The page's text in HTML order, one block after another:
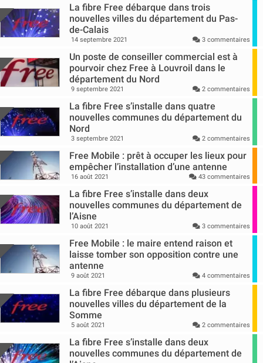
La fibre Free débarque dans trois
nouvelles villes du département du Pas-
de-Calais
14 septembre 2021 3 commentaires
Un poste de conseiller commercial est à
pourvoir chez Free à Louvroil dans le
département du Nord
9 septembre 2021 2 commentaires
La fibre Free s’installe dans quatre
nouvelles communes du département du
Nord
3 septembre 2021 2 commentaires
Free Mobile : prêt à occuper les lieux pour
empêcher l’installation d’une antenne
16 août 2021 43 commentaires
La fibre Free s’installe dans deux
nouvelles communes du département de
l’Aisne
10 août 2021 3 commentaires
Free Mobile : le maire entend raison et
laisse tomber son opposition contre une
antenne
9 août 2021 4 commentaires
La fibre Free débarque dans plusieurs
nouvelles villes du département de la
Somme
5 août 2021 2 commentaires
La fibre Free s’installe dans deux
nouvelles communes du département de